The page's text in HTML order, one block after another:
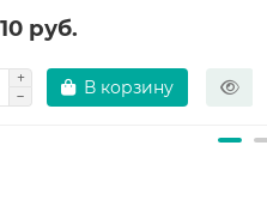
руб.
В корзину